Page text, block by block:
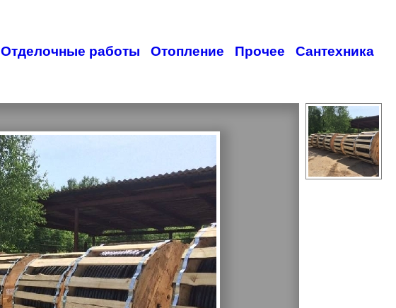
Отделочные работы Отопление Прочее
Сантехника